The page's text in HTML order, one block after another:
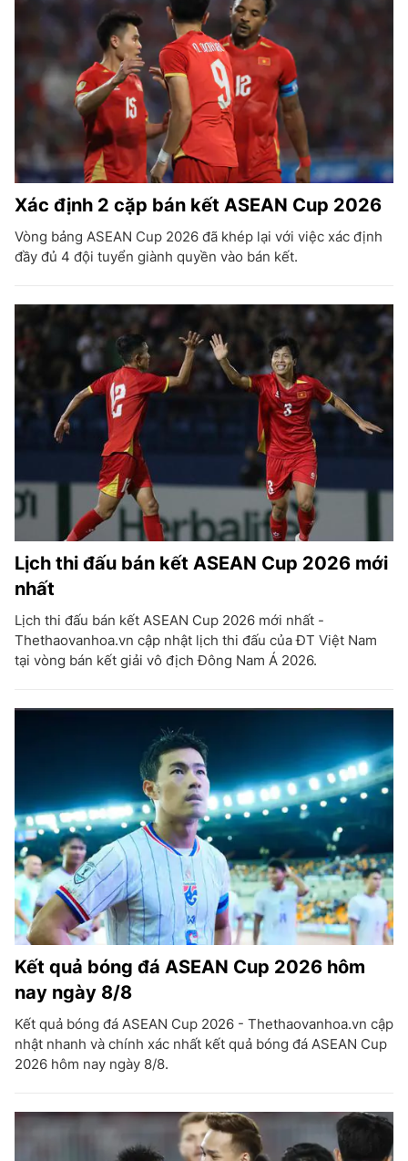
Xác định 2 cặp bán kết ASEAN Cup 2026
Vòng bảng ASEAN Cup 2026 đã khép lại với việc xác định
đầy đủ 4 đội tuyển giành quyền vào bán kết.
Lịch thi đấu bán kết ASEAN Cup 2026 mới
nhất
Lịch thi đấu bán kết ASEAN Cup 2026 mới nhất -
Thethaovanhoa.vn cập nhật lịch thi đấu của ĐT Việt Nam
tại vòng bán kết giải vô địch Đông Nam Á 2026.
Kết quả bóng đá ASEAN Cup 2026 hôm
nay ngày 8/8
Kết quả bóng đá ASEAN Cup 2026 - Thethaovanhoa.vn cập
nhật nhanh và chính xác nhất kết quả bóng đá ASEAN Cup
2026 hôm nay ngày 8/8.